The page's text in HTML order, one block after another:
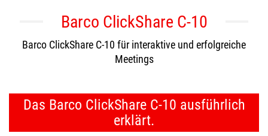
Barco ClickShare C-10
Barco ClickShare C-10 für interaktive und erfolgreiche
Meetings
Das Barco ClickShare C-10 ausführlich
erklärt.